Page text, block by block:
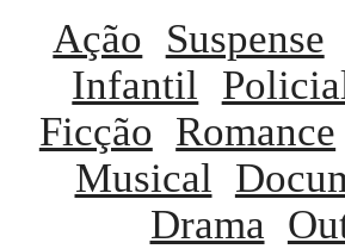
Ação Suspense
Infantil
Ficção Romance
Musical
Drama